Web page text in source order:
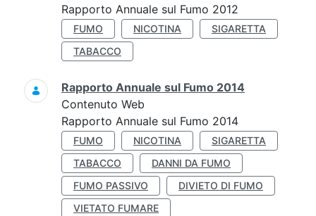
Rapporto Annuale sul Fumo 2012
FUMO NICOTINA
SIGARETTA
TABACCO
Rapporto Annuale sul Fumo 2014
Contenuto Web
Rapporto Annuale sul Fumo 2014
FUMO NICOTINA
SIGARETTA
TABACCO
DANNI DA FUMO
FUMO PASSIVO
DIVIETO DI FUMO
VIETATO FUMARE